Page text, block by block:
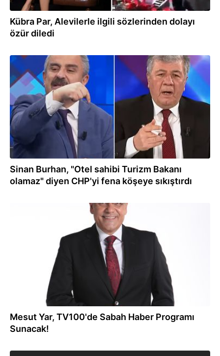
Kübra Par, Alevilerle ilgili sözlerinden dolayı
özür diledi
17.12.2025
Sinan Burhan, "Otel sahibi Turizm Bakanı
olamaz" diyen CHP'yi fena köşeye sıkıştırdı
Mesut Yar, TV100'de Sabah Haber Programı
Sunacak!